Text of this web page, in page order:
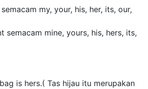
my, your, his, her, its, our,
semacam mine, yours, his, hers, its,
is hers.( Tas hijau itu merupakan